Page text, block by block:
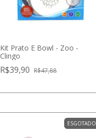
Kit Prato E Bowl - Zoo -
Clingo
R$39,90 R$47,88
ESGOTADO